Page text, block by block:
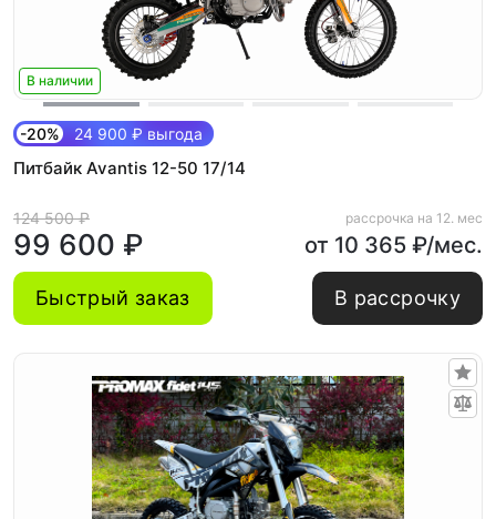
В наличии
-20% 24 900 ₽ выгода
Питбайк Avantis 12-50 17/14
124 500 ₽
99 600 ₽
рассрочка на 12. мес
от 10 365 ₽/мес.
Быстрый заказ В рассрочку